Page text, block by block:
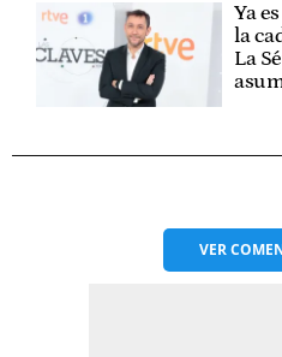
Ya
la
La
VER